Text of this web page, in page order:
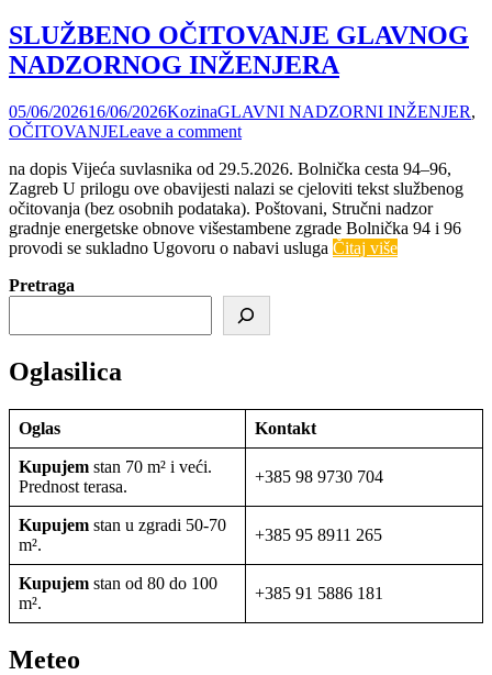
SLUŽBENO OČITOVANJE GLAVNOG
NADZORNOG INŽENJERA
05/06/202616/06/2026KozinaGLAVNI NADZORNI INŽENJER,
OČITOVANJELeave a comment
na dopis Vijeća suvlasnika od 29.5.2026. Bolnička cesta 94–96,
Zagreb U prilogu ove obavijesti nalazi se cjeloviti tekst službenog
očitovanja (bez osobnih podataka). Poštovani, Stručni nadzor
gradnje energetske obnove višestambene zgrade Bolnička 94 i 96
provodi se sukladno Ugovoru o nabavi usluga Čitaj više
Pretraga
Oglasilica
Oglas Kontakt
Kupujem stan 70 m² i veći.
Prednost terasa.
+385 98 9730 704
Kupujem stan u zgradi 50-70
m².
+385 95 8911 265
Kupujem stan od 80 do 100
m².
+385 91 5886 181
Meteo